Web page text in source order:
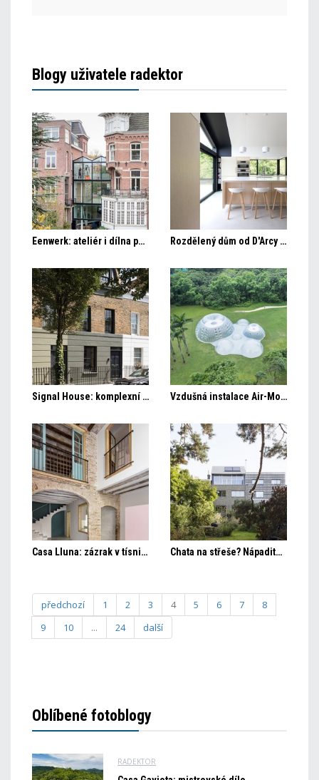
Blogy uživatele radektor
Eenwerk: ateliér i dílna pojatá jako výstavní skříň Rozdělený dům od D'Arcy Jones
Signal House: komplexní rekonstrukce proměnila londýnský dům Vzdušná instalace Air-Mountain je pavilon i skákací hrad
Casa Lluna: zázrak v tísnivém obvodu půlmetrových stěn Chata na střeše? Nápadité rozšíření domu v Gentu
předchozí 1 2 3 4 5 6 7
8
9
10 ... 24 další
Oblíbené fotoblogy
RADEKTOR